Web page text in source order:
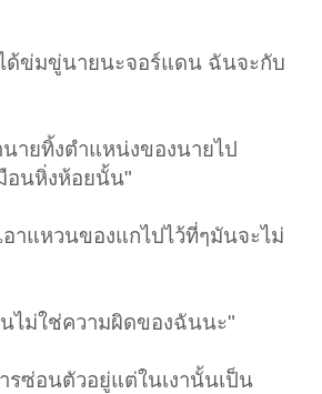
ด้ข่มขู่นายนะจอร์แดน ฉันจะกับ
ายทิ้งตำแหน่งของนายไป
อนหิ่งห้อยนั้น"
าแหวนของแกไปไว้ที่ๆมันจะไม่
ไม่ใช่ความผิดของฉันนะ"
รซ่อนตัวอยู่แต่ในเงานั้นเป็น